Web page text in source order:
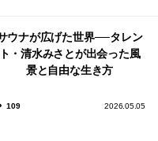
ウナが広げた世界──タレン
ト・清水みさとが出会った風
景と自由な生き方
109 2026.05.05